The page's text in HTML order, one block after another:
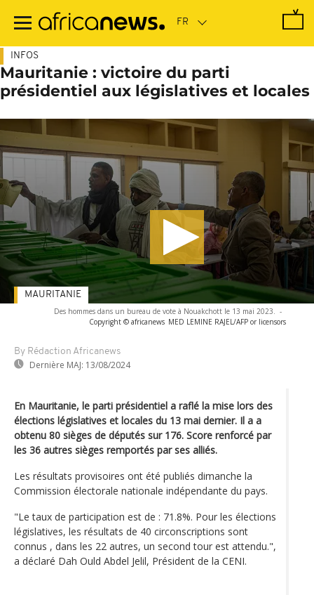
contenu
INFOS
Mauritanie : victoire du parti
présidentiel aux législatives et locales
Des hommes dans un bureau de vote à Nouakchott le 13 mai 2023. -
Copyright © africanews MED LEMINE RAJEL/AFP or licensors
By Rédaction Africanews
Dernière MAJ: 13/08/2024
MAURITANIE
En Mauritanie, le parti présidentiel a raflé la mise lors des
élections législatives et locales du 13 mai dernier. Il a a
obtenu 80 sièges de députés sur 176. Score renforcé par
les 36 autres sièges remportés par ses alliés.
Les résultats provisoires ont été publiés dimanche la
Commission électorale nationale indépendante du pays.
"Le taux de participation est de : 71.8%. Pour les élections
législatives, les résultats de 40 circonscriptions sont
connus , dans les 22 autres, un second tour est attendu.",
a déclaré Dah Ould Abdel Jelil, Président de la CENI.